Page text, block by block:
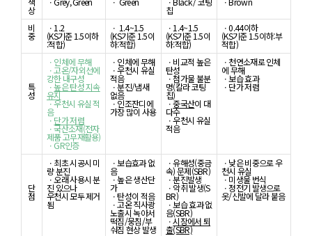
상 칩
비
중
ㆍ1.2
(KS기준 1.5이하
:적합)
ㆍ 1.4~1.5
(KS기준 1.5이
하:적합)
ㆍ1.4~1.5
(KS기준 1.5이
하:적합)
ㆍ0.44이하
(KS기준 1.5이하:부
적합)
특
성
ㆍ인체에 무해
ㆍ고온/자외선에
강한 내구성
ㆍ높은 탄성 지속
유지
ㆍ우천시 유실 적
음
ㆍ단가 저렴
ㆍ국산소재(전자
제품 고무재활용)
ㆍGR인증
ㆍ인체에 무해
ㆍ우천시 유실
적음
ㆍ분진/냄새
없음
ㆍ인조잔디에
가장 많이 사용
ㆍ비교적 높은
탄성
ㆍ첨가물 불분
명(칼라 코팅
칩)
ㆍ중국산이 대
다수
ㆍ우천시 유실
적음
ㆍ천연소재로 인체
에 무해
ㆍ보습 효과
ㆍ단가 저렴
단
점
ㆍ최초 시공시 미
량 분진
ㆍ오래 사용시 분
진 있으나
우천시 모두 제거
됨
ㆍ보습효과 없
음
ㆍ높은 생산단
가
ㆍ탄성이 적음
ㆍ고온 직사광
노출시 녹아서
떡짐/뭉침/부
숴짐 현상 발생
ㆍ유해성(중금
속) 문제(SBR)
ㆍ분진발생
ㆍ악취 발생(S
BR)
ㆍ보습 효과 없
음(SBR)
ㆍ시장에서 퇴
출(SBR)
ㆍ낮은 비중으로 우
천시 유실
ㆍ미생물 번식
ㆍ정전기 발생으로
옷/신발에 달라 붙음